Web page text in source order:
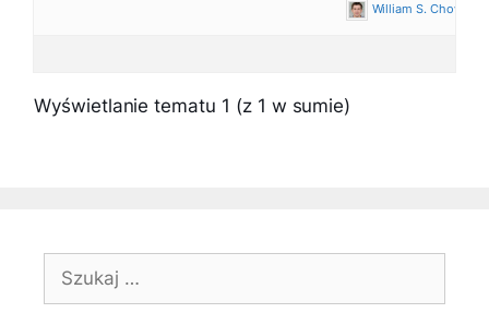
William S. Chow
Wyświetlanie tematu 1 (z 1 w sumie)
Szukaj: